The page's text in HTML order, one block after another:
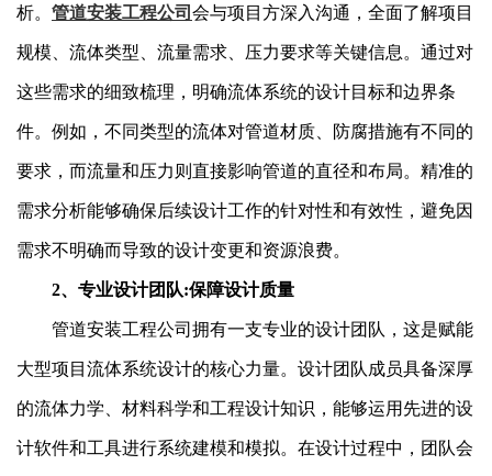
析。 管道安装工程公司 会与项目方深入沟通，全面了解项目
规模、流体类型、流量需求、压力要求等关键信息。通过对
这些需求的细致梳理，明确流体系统的设计目标和边界条
件。例如，不同类型的流体对管道材质、防腐措施有不同的
要求，而流量和压力则直接影响管道的直径和布局。精准的
需求分析能够确保后续设计工作的针对性和有效性，避免因
需求不明确而导致的设计变更和资源浪费。
2、专业设计团队:保障设计质量
管道安装工程公司拥有一支专业的设计团队，这是赋能
大型项目流体系统设计的核心力量。设计团队成员具备深厚
的流体力学、材料科学和工程设计知识，能够运用先进的设
计软件和工具进行系统建模和模拟。在设计过程中，团队会